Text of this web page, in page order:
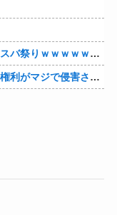
【悲報】堀大輔さん、寝る間も惜しんでレスバ祭りｗｗｗｗｗｗｗｗｗｗｗｗｗｗｗｗｗｗｗｗｗｗｗｗ他
【物議】大物インフルエンサー「喫煙者の権利がマジで侵害されてる。いくら税金払ってるんだ」他